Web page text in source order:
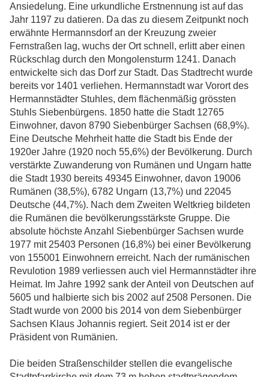
Ansiedelung. Eine urkundliche Erstnennung ist auf das
Jahr 1197 zu datieren. Da das zu diesem Zeitpunkt noch
erwähnte Hermannsdorf an der Kreuzung zweier
Fernstraßen lag, wuchs der Ort schnell, erlitt aber einen
Rückschlag durch den Mongolensturm 1241. Danach
entwickelte sich das Dorf zur Stadt. Das Stadtrecht wurde
bereits vor 1401 verliehen. Hermannstadt war Vorort des
Hermannstädter Stuhles, dem flächenmäßig grössten
Stuhls Siebenbürgens. 1850 hatte die Stadt 12765
Einwohner, davon 8790 Siebenbürger Sachsen (68,9%).
Eine Deutsche Mehrheit hatte die Stadt bis Ende der
1920er Jahre (1920 noch 55,6%) der Bevölkerung. Durch
verstärkte Zuwanderung von Rumänen und Ungarn hatte
die Stadt 1930 bereits 49345 Einwohner, davon 19006
Rumänen (38,5%), 6782 Ungarn (13,7%) und 22045
Deutsche (44,7%). Nach dem Zweiten Weltkrieg bildeten
die Rumänen die bevölkerungsstärkste Gruppe. Die
absolute höchste Anzahl Siebenbürger Sachsen wurde
1977 mit 25403 Personen (16,8%) bei einer Bevölkerung
von 155001 Einwohnern erreicht. Nach der rumänischen
Revulotion 1989 verliessen auch viel Hermannstädter ihre
Heimat. Im Jahre 1992 sank der Anteil von Deutschen auf
5605 und halbierte sich bis 2002 auf 2508 Personen. Die
Stadt wurde von 2000 bis 2014 von dem Siebenbürger
Sachsen Klaus Johannis regiert. Seit 2014 ist er der
Präsident von Rumänien.
Die beiden Straßenschilder stellen die evangelische